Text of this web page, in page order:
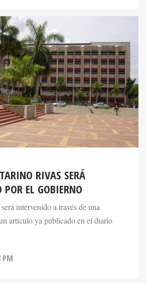
RIVAS SERÁ
EL GOBIERNO
intervenido a través de una
artículo ya publicado en el diario
PM